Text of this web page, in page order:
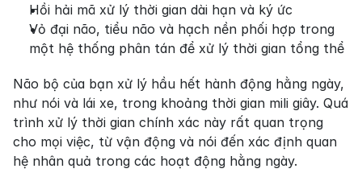
Hồi hải mã xử lý thời gian dài hạn và ký ức
Vỏ đại não, tiểu não và hạch nền phối hợp trong
một hệ thống phân tán để xử lý thời gian tổng thể
Não bộ của bạn xử lý hầu hết hành động hằng ngày,
như nói và lái xe, trong khoảng thời gian mili giây. Quá
trình xử lý thời gian chính xác này rất quan trọng
cho mọi việc, từ vận động và nói đến xác định quan
hệ nhân quả trong các hoạt động hằng ngày.